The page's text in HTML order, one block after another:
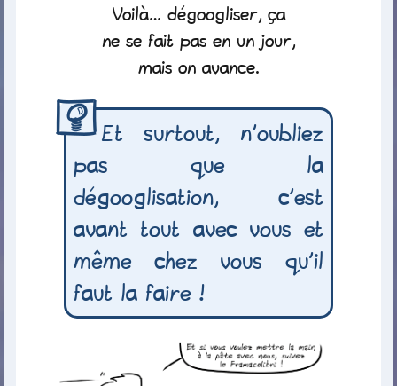
Voilà… dégoogliser, ça
ne se fait pas en un jour,
mais on avance.
Et surtout, n’oubliez
pas que la
dégooglisation, c’est
avant tout avec vous et
même chez vous qu’il
faut la faire !